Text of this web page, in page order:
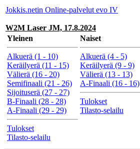
Jokkis.netin Online-palvelut evo IV
W2M Laser JM, 17.8.2024
Yleinen
Alkuerä (1 - 10)
Keräilyerä (11 - 15)
Välierä (16 - 20)
Semifinaali (21 - 26)
Sijoituserä (27 - 27)
B-Finaali (28 - 28)
A-Finaali (29 - 29)
Tulokset
Tilasto-selailu
Naiset
Alkuerä (4 - 5)
Keräilyerä (9 - 9)
Välierä (13 - 13)
A-Finaali (16 - 16)
Tulokset
Tilasto-selailu